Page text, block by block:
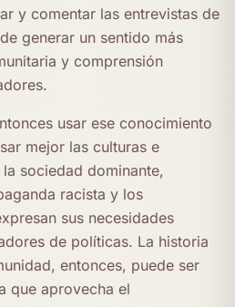
y comentar las entrevistas de
generar un sentido más
y comprensión
usar ese conocimiento
mejor las culturas e
sociedad dominante,
racista y los
sus necesidades
de políticas. La historia
entonces, puede ser
que aprovecha el